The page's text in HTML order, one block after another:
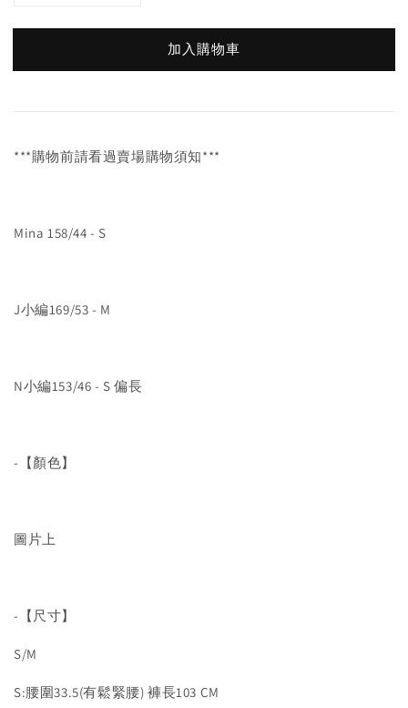
加入購物車
***購物前請看過賣場購物須知***
Mina 158/44 - S
J小編169/53 - M
N小編153/46 - S 偏長
-【顏色】
圖片上
-【尺寸】
S/M
S:腰圍33.5(有鬆緊腰) 褲長103 CM